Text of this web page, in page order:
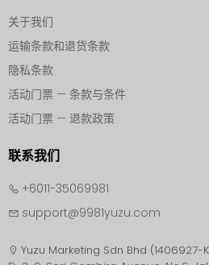
关于我们
运输条款和退货条款
隐私条款
活动门票 — 条款与条件
活动门票 — 退款政策
联系我们
+6011-35069981
support@9981yuzu.com
Yuzu Marketing Sdn Bhd (1406927-